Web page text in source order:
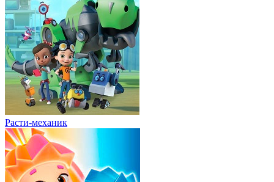
Расти-механик